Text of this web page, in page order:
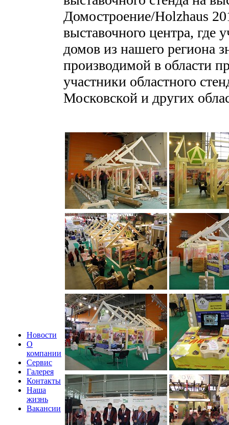
Новости
О
компании
Сервис
Галерея
Контакты
Наша
жизнь
Вакансии
Домостроение/Holzhaus
выставочного центра, где
домов из нашего региона
производимой в области
участники областного
Московской и других